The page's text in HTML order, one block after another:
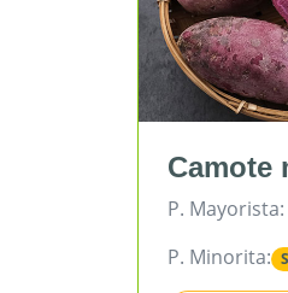
Camote
P. Mayorista: S/
P. Minorita: S/4.75